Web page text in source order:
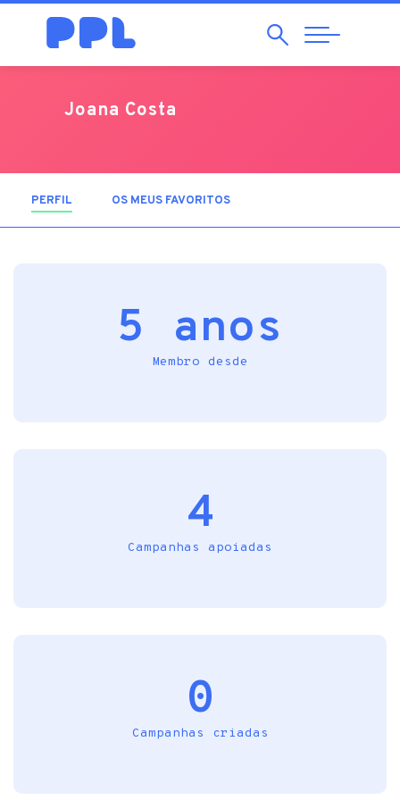
Pesquisar
Abrir
Navegação
Joana Costa
PERFIL (SEPARADOR ATIVO)
OS MEUS FAVORITOS
5 anos
Membro desde
4
Campanhas apoiadas
0
Campanhas criadas